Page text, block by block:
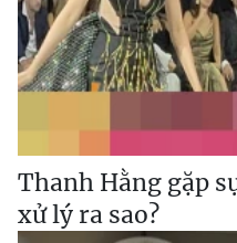
Thanh Hằng gặp
xử lý ra sao?